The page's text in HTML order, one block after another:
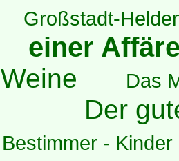
Großstadt-
einer
Weine Das
Der
Bestimmer -